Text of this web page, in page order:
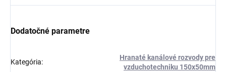
Dodatočné parametre
Kategória:
Hranaté kanálové rozvody pre
vzduchotechniku 150x50mm